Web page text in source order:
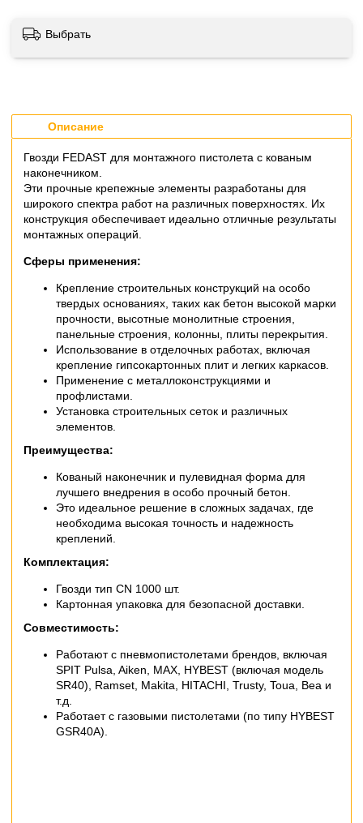
Выбрать
Описание
Гвозди FEDAST для монтажного пистолета с кованым
наконечником.
Эти прочные крепежные элементы разработаны для
широкого спектра работ на различных поверхностях. Их
конструкция обеспечивает идеально отличные результаты
монтажных операций.
Сферы применения:
Крепление строительных конструкций на особо
твердых основаниях, таких как бетон высокой марки
прочности, высотные монолитные строения,
панельные строения, колонны, плиты перекрытия.
Использование в отделочных работах, включая
крепление гипсокартонных плит и легких каркасов.
Применение с металлоконструкциями и
профлистами.
Установка строительных сеток и различных
элементов.
Преимущества:
Кованый наконечник и пулевидная форма для
лучшего внедрения в особо прочный бетон.
Это идеальное решение в сложных задачах, где
необходима высокая точность и надежность
креплений.
Комплектация:
Гвозди тип CN 1000 шт.
Картонная упаковка для безопасной доставки.
Совместимость:
Работают с пневмопистолетами брендов, включая
SPIT Pulsa, Aiken, MAX, HYBEST (включая модель
SR40), Ramset, Makita, HITACHI, Trusty, Toua, Bea и
т.д.
Работает с газовыми пистолетами (по типу HYBEST
GSR40A).